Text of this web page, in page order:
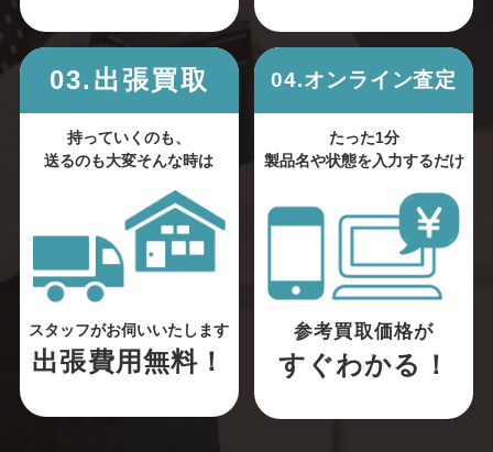
03.出張買取
持っていくのも、
送るのも大変そんな時は
スタッフがお伺いいたします
出張費用無料！
04.オンライン査定
たった1分
製品名や状態を入力するだけ
参考買取価格が
すぐわかる！